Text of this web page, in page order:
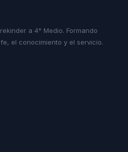
a 4° Medio. Formando
el conocimiento y el servicio.